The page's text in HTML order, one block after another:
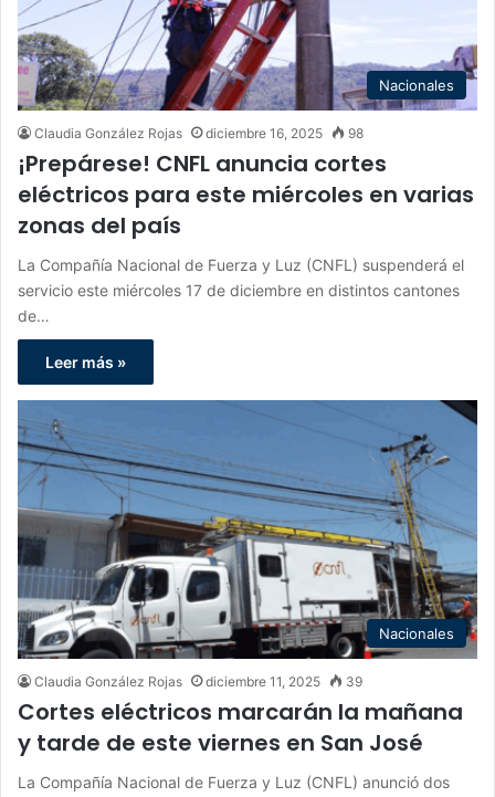
Nacionales
Claudia González Rojas diciembre 16, 2025 98
¡Prepárese! CNFL anuncia cortes
eléctricos para este miércoles en varias
zonas del país
La Compañía Nacional de Fuerza y Luz (CNFL) suspenderá el
servicio este miércoles 17 de diciembre en distintos cantones
de…
Leer más »
Nacionales
Claudia González Rojas diciembre 11, 2025 39
Cortes eléctricos marcarán la mañana
y tarde de este viernes en San José
La Compañía Nacional de Fuerza y Luz (CNFL) anunció dos